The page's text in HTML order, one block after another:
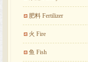
肥料 Fertilizer
火 Fire
鱼 Fish